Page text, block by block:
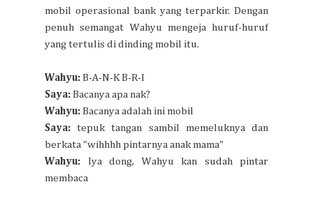
mobil operasional bank yang terparkir. Dengan
penuh semangat Wahyu mengeja huruf-huruf
yang tertulis di dinding mobil itu.
Wahyu: B-A-N-K B-R-I
Saya: Bacanya apa nak?
Wahyu: Bacanya adalah ini mobil
Saya: tepuk tangan sambil memeluknya dan
berkata "wihhhh pintarnya anak mama"
Wahyu: Iya dong, Wahyu kan sudah pintar
membaca